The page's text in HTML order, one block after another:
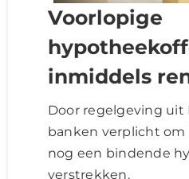
Voorlopige
inmiddels
Door regelgeving uit
banken verplicht om
nog een bindende
verstrekken.